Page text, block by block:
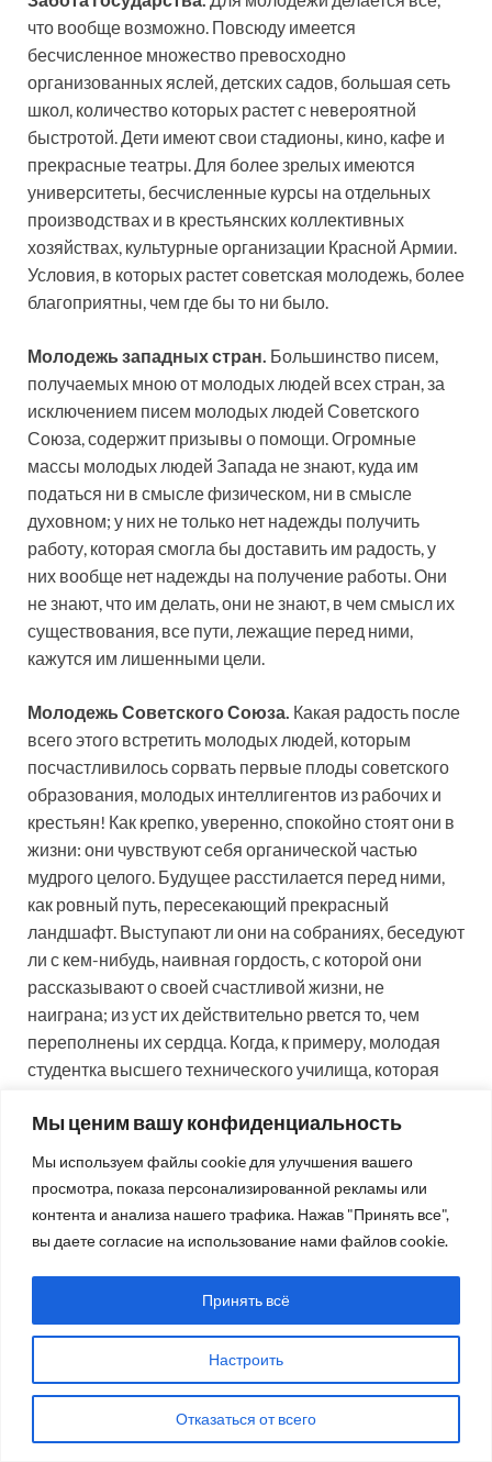
Мы ценим вашу конфиденциальность
Мы используем файлы cookie для улучшения вашего
просмотра, показа персонализированной рекламы или
контента и анализа нашего трафика. Нажав "Принять все",
вы даете согласие на использование нами файлов cookie.
Настроить
Отказаться от всего
Принять всё
что вообще возможно. Повсюду имеется
бесчисленное множество превосходно
организованных яслей, детских садов, большая сеть
школ, количество которых растет с невероятной
быстротой. Дети имеют свои стадионы, кино, кафе и
прекрасные театры. Для более зрелых имеются
университеты, бесчисленные курсы на отдельных
производствах и в крестьянских коллективных
хозяйствах, культурные организации Красной Армии.
Условия, в которых растет советская молодежь, более
благоприятны, чем где бы то ни было.
Молодежь западных стран. Большинство писем,
получаемых мною от молодых людей всех стран, за
исключением писем молодых людей Советского
Союза, содержит призывы о помощи. Огромные
массы молодых людей Запада не знают, куда им
податься ни в смысле физическом, ни в смысле
духовном; у них не только нет надежды получить
работу, которая смогла бы доставить им радость, у
них вообще нет надежды на получение работы. Они
не знают, что им делать, они не знают, в чем смысл их
существования, все пути, лежащие перед ними,
кажутся им лишенными цели.
Молодежь Советского Союза. Какая радость после
всего этого встретить молодых людей, которым
посчастливилось сорвать первые плоды советского
образования, молодых интеллигентов из рабочих и
крестьян! Как крепко, уверенно, спокойно стоят они в
жизни: они чувствуют себя органической частью
мудрого целого. Будущее расстилается перед ними,
как ровный путь, пересекающий прекрасный
ландшафт. Выступают ли они на собраниях, беседуют
ли с кем-нибудь, наивная гордость, с которой они
рассказывают о своей счастливой жизни, не
наиграна; из уст их действительно рвется то, чем
переполнены их сердца. Когда, к примеру, молодая
студентка высшего технического училища, которая
работницей, говорит мне: «Несколько лет тому назад
я не могла правильно написать русской фразы, а
теперь я могу дискутировать с Вами на немецком
языке об организации автомобильной фабрики в
Америке», – или, когда девушка из деревни, пышущая
беседую с Фейхтвангером о его книгах», – то радость
их законна. Она вытекает из такого глубокого
признания советского мира и понимания их
собственного места в этом мире, что чувство
испытываемого ими счастья передается и